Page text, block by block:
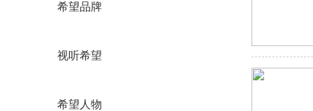
希望品牌
视听希望
希望人物